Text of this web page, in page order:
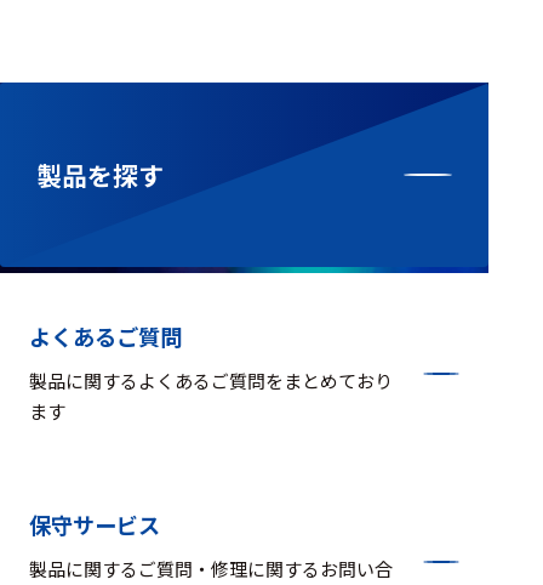
製品を探す
よくあるご質問
製品に関するよくあるご質問をまとめており
ます
保守サービス
製品に関するご質問・修理に関するお問い合